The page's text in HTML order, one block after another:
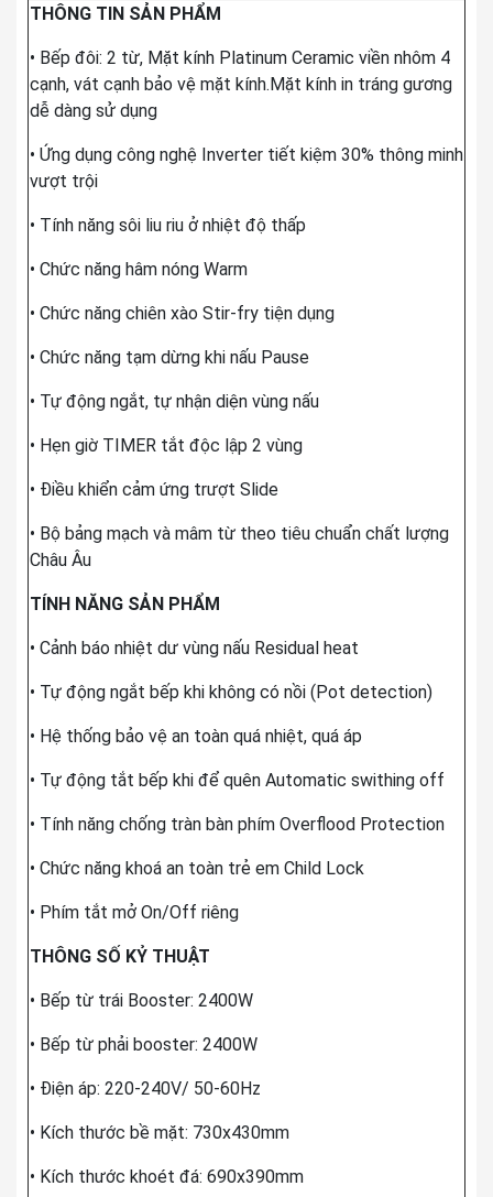
THÔNG TIN SẢN PHẨM
• Bếp đôi: 2 từ, Mặt kính Platinum Ceramic viền nhôm 4
cạnh, vát cạnh bảo vệ mặt kính.Mặt kính in tráng gương
dễ dàng sử dụng
• Ứng dụng công nghệ Inverter tiết kiệm 30% thông minh
vượt trội
• Tính năng sôi liu riu ở nhiệt độ thấp
• Chức năng hâm nóng Warm
• Chức năng chiên xào Stir-fry tiện dụng
• Chức năng tạm dừng khi nấu Pause
• Tự động ngắt, tự nhận diện vùng nấu
• Hẹn giờ TIMER tắt độc lập 2 vùng
• Điều khiển cảm ứng trượt Slide
• Bộ bảng mạch và mâm từ theo tiêu chuẩn chất lượng
Châu Âu
TÍNH NĂNG SẢN PHẨM
• Cảnh báo nhiệt dư vùng nấu Residual heat
• Tự động ngắt bếp khi không có nồi (Pot detection)
• Hệ thống bảo vệ an toàn quá nhiệt, quá áp
• Tự động tắt bếp khi để quên Automatic swithing off
• Tính năng chống tràn bàn phím Overflood Protection
• Chức năng khoá an toàn trẻ em Child Lock
• Phím tắt mở On/Off riêng
THÔNG SỐ KỶ THUẬT
• Bếp từ trái Booster: 2400W
• Bếp từ phải booster: 2400W
• Điện áp: 220-240V/ 50-60Hz
• Kích thước bề mặt: 730x430mm
• Kích thước khoét đá: 690x390mm